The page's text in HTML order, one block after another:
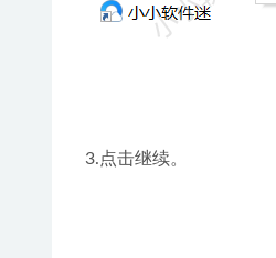
3.点击继续。